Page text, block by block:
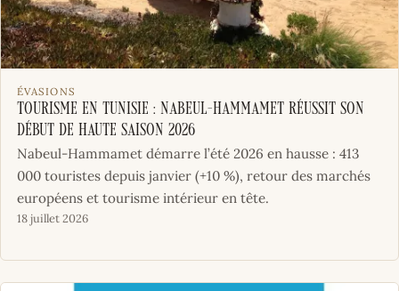
ÉVASIONS
Tourisme en Tunisie : Nabeul-Hammamet réussit son
début de haute saison 2026
Nabeul-Hammamet démarre l’été 2026 en hausse : 413
000 touristes depuis janvier (+10 %), retour des marchés
européens et tourisme intérieur en tête.
18 juillet 2026